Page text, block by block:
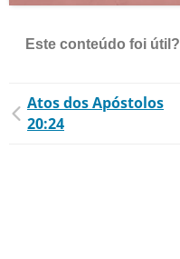
Este conteúdo foi útil?
Atos dos Apóstolos
20:24